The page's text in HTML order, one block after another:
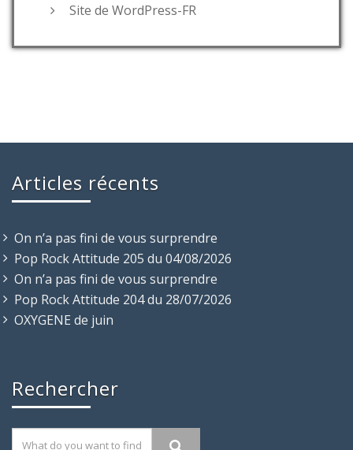
Site de WordPress-FR
Articles récents
On n’a pas fini de vous surprendre
Pop Rock Attitude 205 du 04/08/2026
On n’a pas fini de vous surprendre
Pop Rock Attitude 204 du 28/07/2026
OXYGENE de juin
Rechercher